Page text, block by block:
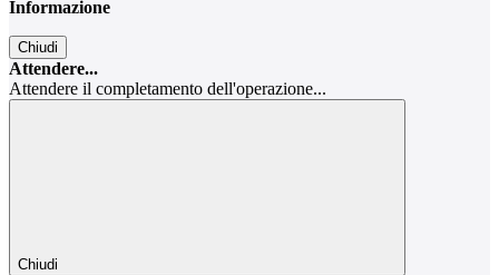
Informazione
Chiudi
Attendere...
Attendere il completamento dell'operazione...
Chiudi